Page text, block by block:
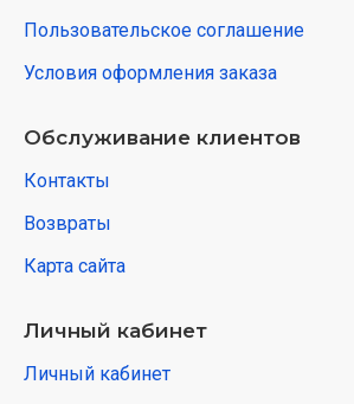
Пользовательское соглашение
Условия оформления заказа
Обслуживание клиентов
Контакты
Возвраты
Карта сайта
Личный кабинет
Личный кабинет